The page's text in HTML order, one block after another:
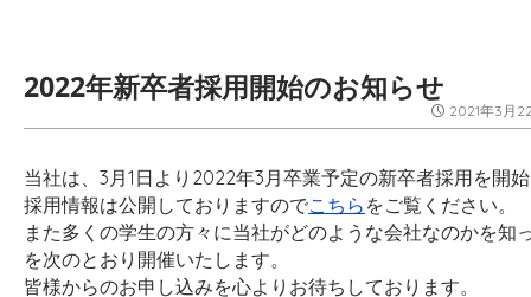
2022年新卒者採用開始のお知らせ
2021年3月
当社は、3月1日より2022年3月卒業予定の新卒者採用を開
採用情報は公開しておりますのでこちら をご覧ください。
また多くの学生の方々に当社がどのような会社なのかを知
を次のとおり開催いたします。
皆様からのお申し込みを心よりお待ちしております。